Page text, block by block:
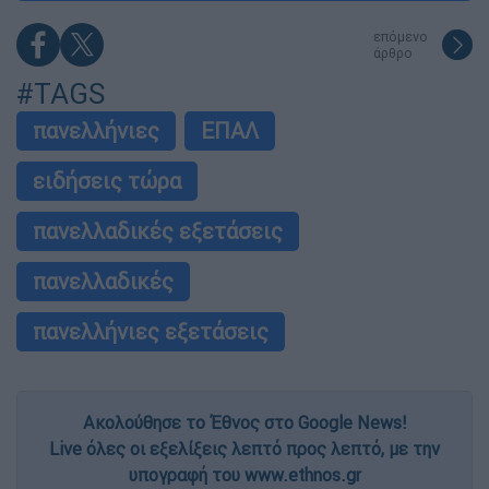
επόμενο
άρθρο
#TAGS
πανελλήνιες
ΕΠΑΛ
ειδήσεις τώρα
πανελλαδικές εξετάσεις
πανελλαδικές
πανελλήνιες εξετάσεις
Ακολούθησε το Έθνος στο Google News!
Live όλες οι εξελίξεις λεπτό προς λεπτό, με την
υπογραφή του www.ethnos.gr